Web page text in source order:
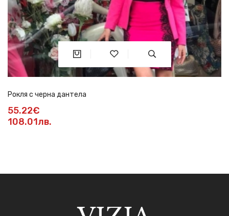
Рокля с черна дантела
55.22€
108.01лв.